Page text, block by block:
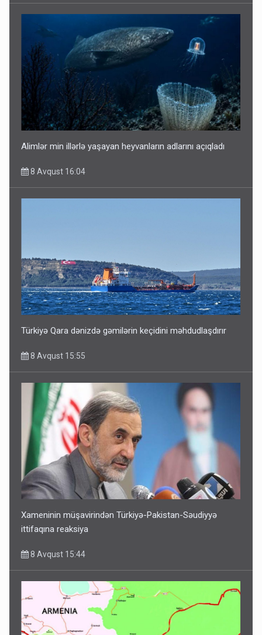
Alimlər min illərlə yaşayan heyvanların adlarını açıqladı
8 Avqust 16:04
Türkiyə Qara dənizdə gəmilərin keçidini məhdudlaşdırır
8 Avqust 15:55
Xameninin müşavirindən Türkiyə-Pakistan-Səudiyyə
ittifaqına reaksiya
8 Avqust 15:44